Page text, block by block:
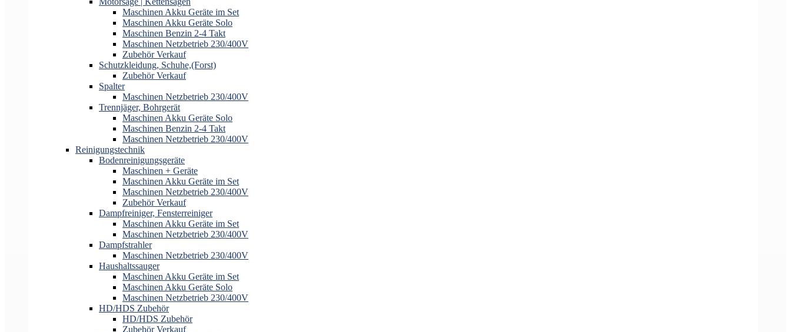
Maschinen Akku Geräte im Set
Maschinen Akku Geräte Solo
Maschinen Benzin 2-4 Takt
Maschinen Netzbetrieb 230/400V
Zubehör Verkauf
Schutzkleidung, Schuhe,(Forst)
Zubehör Verkauf
Spalter
Maschinen Netzbetrieb 230/400V
Trennjäger, Bohrgerät
Maschinen Akku Geräte Solo
Maschinen Benzin 2-4 Takt
Maschinen Netzbetrieb 230/400V
Reinigungstechnik
Bodenreinigungsgeräte
Maschinen + Geräte
Maschinen Akku Geräte im Set
Maschinen Netzbetrieb 230/400V
Zubehör Verkauf
Dampfreiniger, Fensterreiniger
Maschinen Akku Geräte im Set
Maschinen Netzbetrieb 230/400V
Dampfstrahler
Maschinen Netzbetrieb 230/400V
Haushaltssauger
Maschinen Akku Geräte im Set
Maschinen Akku Geräte Solo
Maschinen Netzbetrieb 230/400V
HD/HDS Zubehör
HD/HDS Zubehör
Zubehör Verkauf